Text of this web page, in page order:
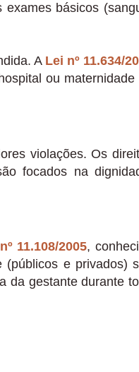
básicos
A Lei nº 11.634/
ou maternidade
violações. Os
focados na
11.108/2005,
(públicos e privados)
da gestante durante